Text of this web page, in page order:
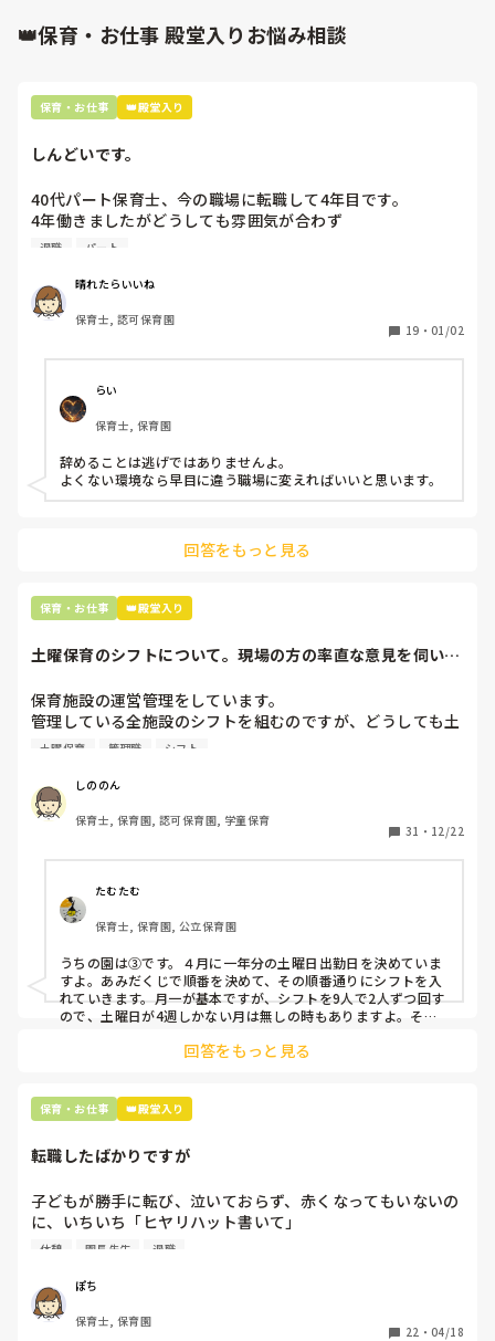
すが、全てを保育士が整えなくてはいけないのかが疑問で
す。
特に新年度の時期には、書類以外にもたくさん準備してしな
くてはならないことがある中で、なるべく負担を減らしたい
類の仕分けについては、事務の仕事ではないかと思うので
す。
が、事務的書類を自分で仕分けたことはなく、事務所で仕分
けしてもらっていたため、保育園は、預かる時間も長く、事
務仕事をする時間が与えられていないにも関わらず事務書類
ます。
結局、仕分ける書類が多すぎて、とても大事な食材チェック
表の確認があまく、違う書類を渡していたことにも気づかな
かったり、給食室との連携が取れないなどの問題も起きてい
ます。
👑保育・お仕事 殿堂入りお悩み相談
保育・お仕事 👑殿堂入り
しんどいです。
40代パート保育士、今の職場に転職して4年目です。
4年働きましたがどうしても雰囲気が合わず
退職しようと思っています。
周りの職員は、勤続10年以上から何十年という先生がほとん
どです。
保護者子どもの愚痴悪口が多く、
今で言う不適切保育も
仕方ないよね
もう何も言わずに
子どもの言いなりになればいいんだね
などいう意見で…
上の先生に相談することは難しそうです。
最後の職場にしようと思っていましたが
辞めることは逃げ、と、過去辞めた人も何年も言われ続けて
います
退職 パート
晴れたらいいね
保育士, 認可保育園
19 ・ 01/02
らい
保育士, 保育園
辞めることは逃げではありませんよ。
よくない環境なら早目に違う職場に変えればいいと思います。
回答をもっと見る
保育・お仕事 👑殿堂入り
土曜保育のシフトについて。現場の方の率直な意見を伺いた
保育施設の運営管理をしています。
管理している全施設のシフトを組むのですが、どうしても土
曜保育だけは入れる方が少なく、いつも苦労しています。
て入職しているはずですが、いざ勤務が始まると一日も土曜
出勤が出来ない方ばかりです。
①土曜日の希望休は2日まで、と制限をかける
②毎月、必ず土曜保育に入ることのできる日を1日だけピッ
クアップしてもらう
③仮シフトが出た時、土曜出勤が難しければ自身で代わりの
人を交渉して見つけてもらう
上記のいずれかの対策を取り入れることを考えています。
土曜保育 管理職 シフト
しののん
保育士, 保育園, 認可保育園, 学童保育
31 ・ 12/22
たむたむ
保育士, 保育園, 公立保育園
うちの園は③です。４月に一年分の土曜日出勤日を決めていま
すよ。あみだくじで順番を決めて、その順番通りにシフトを入
れていきます。月一が基本ですが、シフトを9人で2人ずつ回す
ので、土曜日が4週しかない月は無しの時もありますよ。その
て貰い、主任に報告してます。
回答をもっと見る
保育・お仕事 👑殿堂入り
転職したばかりですが
子どもが勝手に転び、泣いておらず、赤くなってもいないの
に、いちいち「ヒヤリハット書いて」
と書かされ
（そう言う本人は書かない）
しかも、上司に↑この内容でも
休憩 園長先生 退職
ぽち
保育士, 保育園
22 ・ 04/18